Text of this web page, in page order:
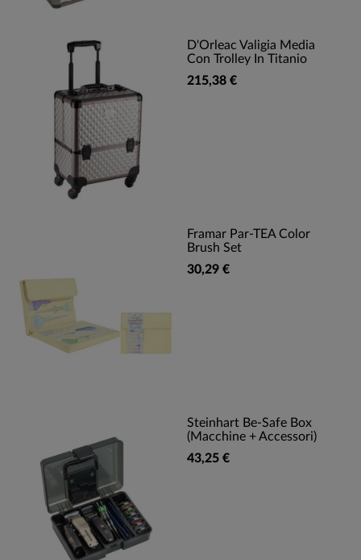
D'Orleac Valigia Media
Con Trolley In Titanio
215,38 €
Framar Par-TEA Color
Brush Set
30,29 €
Steinhart Be-Safe Box
(Macchine + Accessori)
43,25 €